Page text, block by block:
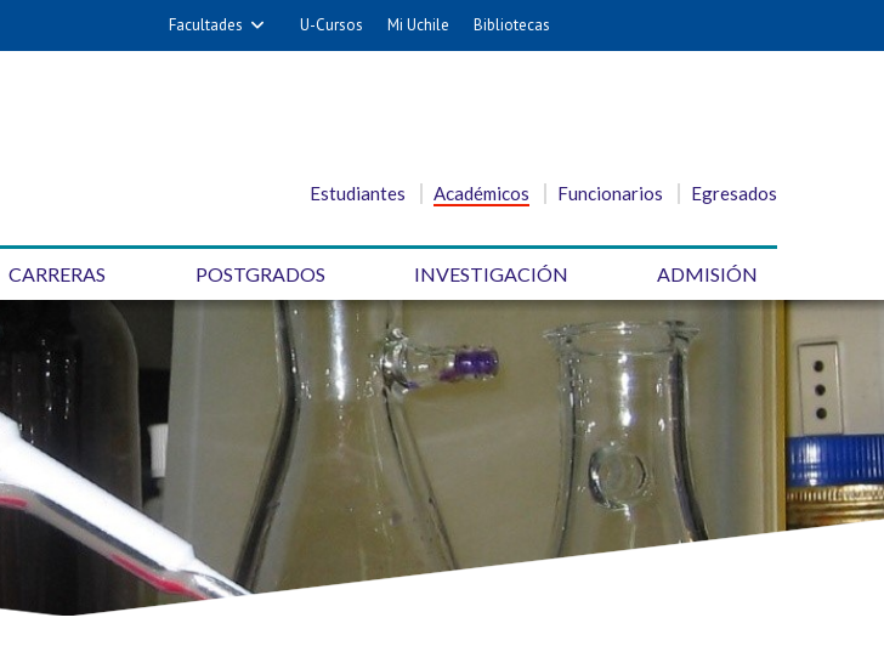
Facultades U-Cursos Mi Uchile Bibliotecas
Estudiantes Académicos Funcionarios Egresados
CARRERAS POSTGRADOS INVESTIGACIÓN ADMISIÓN